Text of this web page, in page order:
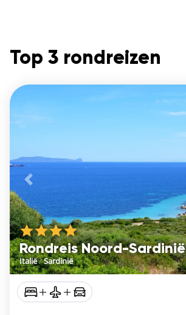
Top 3 rondreizen
Rondreis Noord-Sardinië
Italië/Sardinië
Vorige